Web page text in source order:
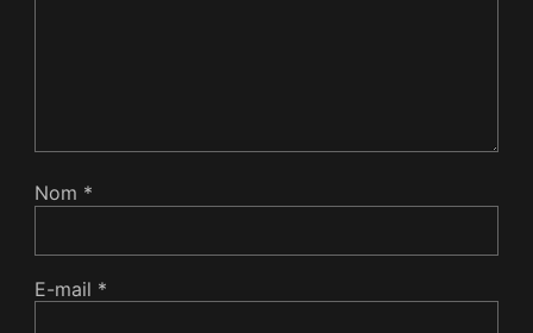
Nom *
E-mail *